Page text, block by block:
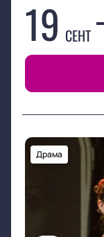
19 СЕНТ
Драма